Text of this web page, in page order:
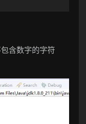
含数字的字符